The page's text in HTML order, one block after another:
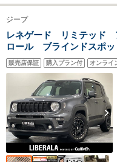
ジープ
レネゲード リミテッド
ロール ブラインドスポ
クパーキングブレーキ
ビーム LEDヘッドライト
シートヒーター Bluetooth
販売店保証 購入プラン付 オンライ